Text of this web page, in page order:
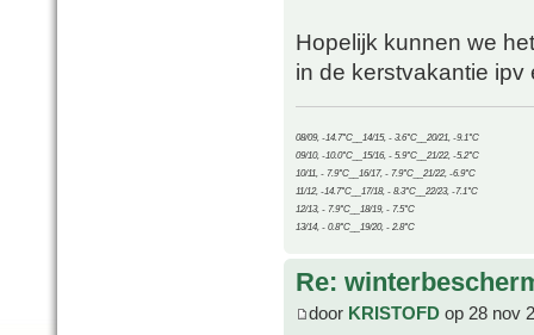
Hopelijk kunnen we
in de kerstvakantie
08/09, -14.7°C__14/15, - 3.6°C__20/21, -9.1°C
09/10, -10.0°C__15/16, - 5.9°C__21/22, -5.2°C
10/11, - 7.9°C__16/17, - 7.9°C__21/22, -6.9°C
11/12, -14.7°C__17/18, - 8.3°C__22/23, -7.1°C
12/13, - 7.9°C__18/19, - 7.5°C
13/14, - 0.8°C__19/20, - 2.8°C
Re:
door KRISTOFD op 28 nov